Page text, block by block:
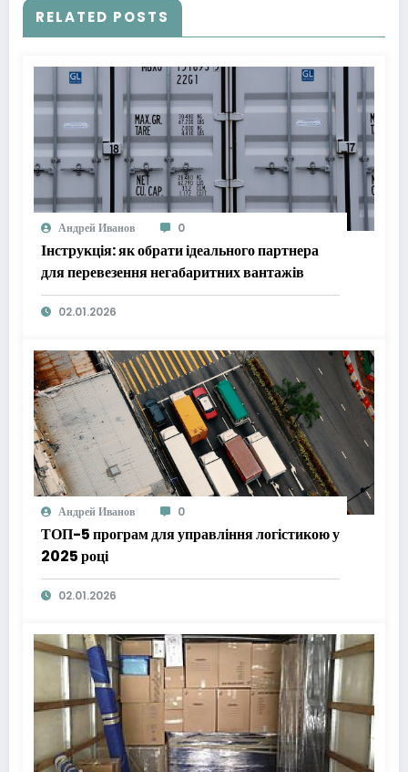
RELATED POSTS
Андрей Иванов 0
Інструкція: як обрати ідеального партнера
для перевезення негабаритних вантажів
02.01.2026
Андрей Иванов 0
ТОП-5 програм для управління логістикою у
2025 році
02.01.2026